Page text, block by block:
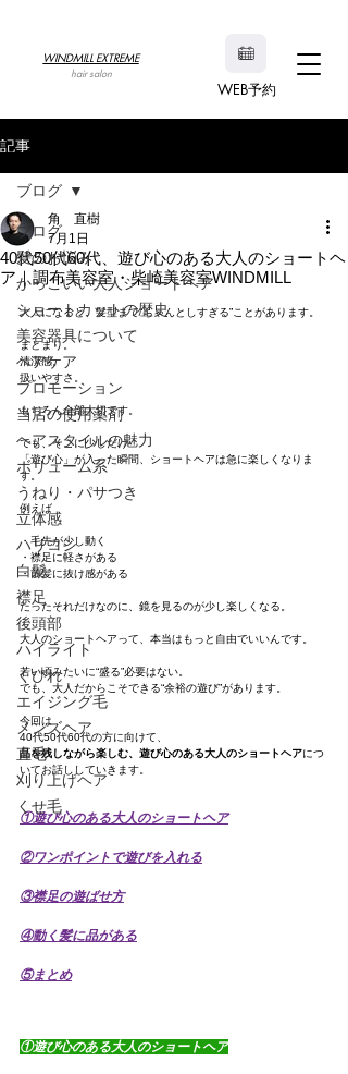
WEB予約
WINDMILL EXTREME
hair salon
記事
ブログ
髪のお悩み
かっこいい大人ショートヘア
ショートカットの歴史
美容器具について
ヘアケア
プロモーション
当店の使用薬剤
ヘアスタイルの魅力
ボリューム系
うねり・パサつき
立体感
ハリコシ
白髪
襟足
後頭部
ハイライト
くびれ
エイジング毛
メンズヘア
直毛
刈り上げヘア
くせ毛
ブログ
40代50代60代、遊び心のある大人のショートヘ
ア｜調布美容室・柴崎美容室WINDMILL
角 直樹
7月1日
大人になると、髪型まで“ちゃんとしすぎる”ことがあります。
まとまり。
清潔感。
扱いやすさ。
もちろん全部大切です。
でも、そこに少しだけ
「遊び心」が入った瞬間、ショートヘアは急に楽しくなりま
す。
例えば
・毛先が少し動く
・襟足に軽さがある
・前髪に抜け感がある
たったそれだけなのに、鏡を見るのが少し楽しくなる。
大人のショートヘアって、本当はもっと自由でいいんです。
若い頃みたいに“盛る”必要はない。
でも、大人だからこそできる“余裕の遊び”があります。
今回は
40代50代60代の方に向けて、
品を残しながら楽しむ、遊び心のある大人のショートヘアにつ
いてお話ししていきます。
①遊び心のある大人のショートヘア
②ワンポイントで遊びを入れる
③襟足の遊ばせ方
④動く髪に品がある
⑤まとめ
①遊び心のある大人のショートヘア